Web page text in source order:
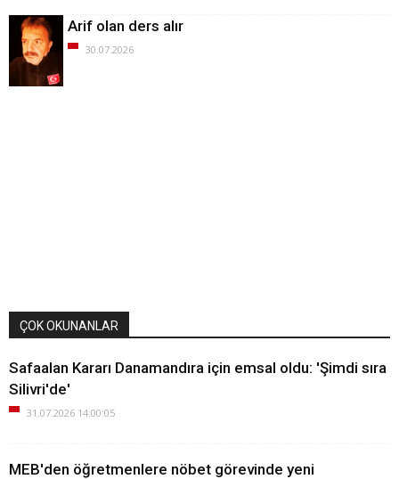
Arif olan ders alır
30.07.2026
ÇOK OKUNANLAR
Safaalan Kararı Danamandıra için emsal oldu: 'Şimdi sıra
Silivri'de'
31.07.2026 14:00:05
MEB'den öğretmenlere nöbet görevinde yeni